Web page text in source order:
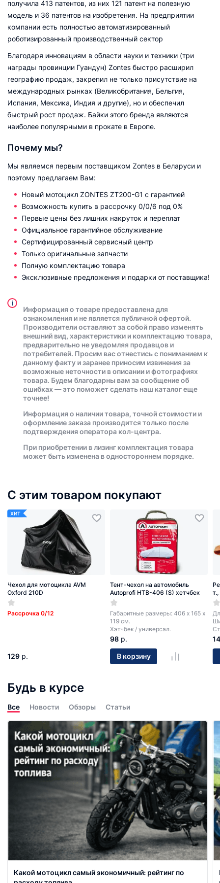
получила 413 патентов, из них 121 патент на полезную
модель и 36 патентов на изобретения. На предприятии
компании есть полностью автоматизированный
роботизированный производственный сектор
Благодаря инновациям в области науки и техники (три
награды провинции Гуандун) Zontes быстро расширил
географию продаж, закрепил не только присутствие на
международных рынках (Великобритания, Бельгия,
Испания, Мексика, Индия и другие), но и обеспечил
быстрый рост продаж. Байки этого бренда являются
наиболее популярными в прокате в Европе.
Почему мы?
Мы являемся первым поставщиком Zontes в Беларуси и
поэтому предлагаем Вам:
Новый мотоцикл ZONTES ZT200-G1 с гарантией
Возможность купить в рассрочку 0/0/6 под 0%
Первые цены без лишних накруток и переплат
Официальное гарантийное обслуживание
Сертифицированный сервисный центр
Только оригинальные запчасти
Полную комплектацию товара
Эксклюзивные предложения и подарки от поставщика!
i
Информация о товаре предоставлена для
ознакомления и не является публичной офертой.
Производители оставляют за собой право изменять
внешний вид, характеристики и комплектацию товара,
предварительно не уведомляя продавцов и
потребителей. Просим вас отнестись с пониманием к
данному факту и заранее приносим извинения за
возможные неточности в описании и фотографиях
товара. Будем благодарны вам за сообщение об
ошибках — это поможет сделать наш каталог еще
точнее!
Информация о наличии товара, точной стоимости и
оформление заказа производится только после
подтверждения оператора кол-центра.
При приобретении в лизинг комплектация товара
может быть изменена в одностороннем порядке.
С этим товаром покупают
ХИТ
Чехол для мотоцикла AVM
Oxford 210D
Рассрочка 0/12
129 р.
Тент-чехол на автомобиль
Autoprofi HTB-406 (S) хетчбек
Габаритные размеры: 406 х 165 х
119 см.
Хэтчбек / универсал.
98 р.
В корзину
14
Будь в курсе
Все Новости Обзоры Статьи
Какой мотоцикл самый экономичный: рейтинг по